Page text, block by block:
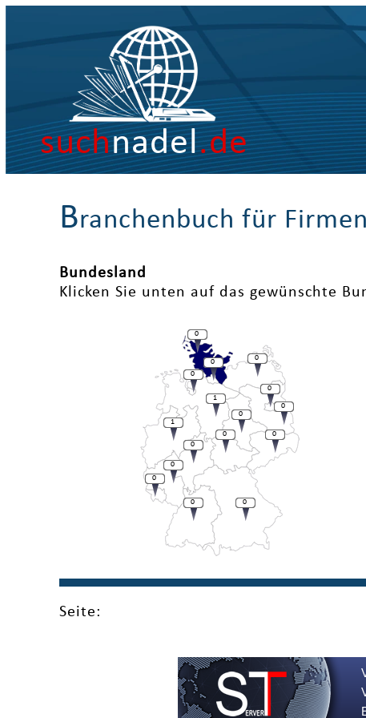
suchnadel.de
Branchenbuch für Firmen
Bundesland
Klicken Sie unten auf das gewünschte
0
0
1
0
0
0
0
0
0
1
0
0
0
0
0
0
Seite: